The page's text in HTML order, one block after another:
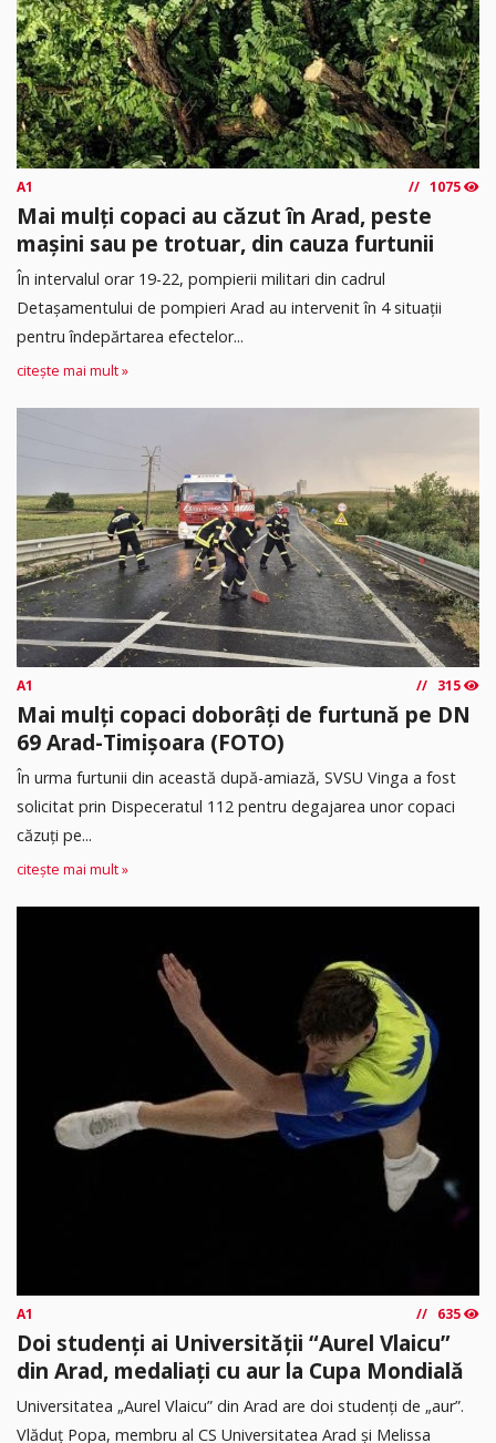
A1 1075
Mai mulți copaci au căzut în Arad, peste
mașini sau pe trotuar, din cauza furtunii
În intervalul orar 19-22, pompierii militari din cadrul
Detașamentului de pompieri Arad au intervenit în 4 situații
pentru îndepărtarea efectelor...
citește mai mult »
A1 315
Mai mulți copaci doborâți de furtună pe DN
69 Arad-Timișoara (FOTO)
În urma furtunii din această după-amiază, SVSU Vinga a fost
solicitat prin Dispeceratul 112 pentru degajarea unor copaci
căzuți pe...
citește mai mult »
A1 635
Doi studenți ai Universității “Aurel Vlaicu”
din Arad, medaliați cu aur la Cupa Mondială
Universitatea „Aurel Vlaicu” din Arad are doi studenți de „aur”.
Vlăduț Popa, membru al CS Universitatea Arad și Melissa